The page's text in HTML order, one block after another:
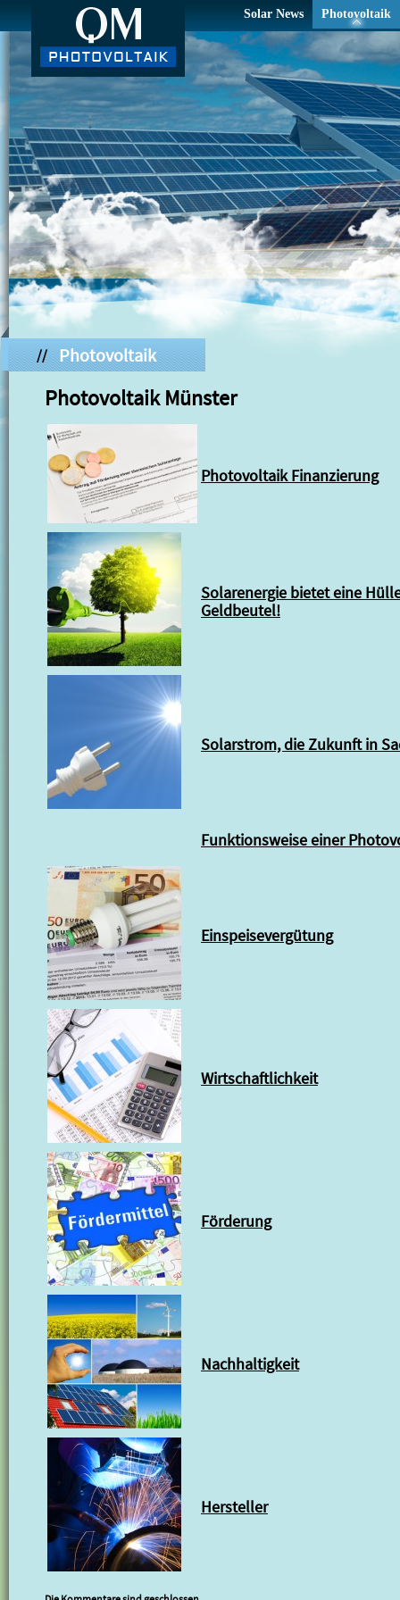
Solar News Photovoltaik
// Photovoltaik
Photovoltaik Münster
Photovoltaik Finanzierung
Solarenergie bietet eine
Geldbeutel!
Solarstrom, die Zukunft in
Funktionsweise einer
Einspeisevergütung
Wirtschaftlichkeit
Förderung
Nachhaltigkeit
Hersteller